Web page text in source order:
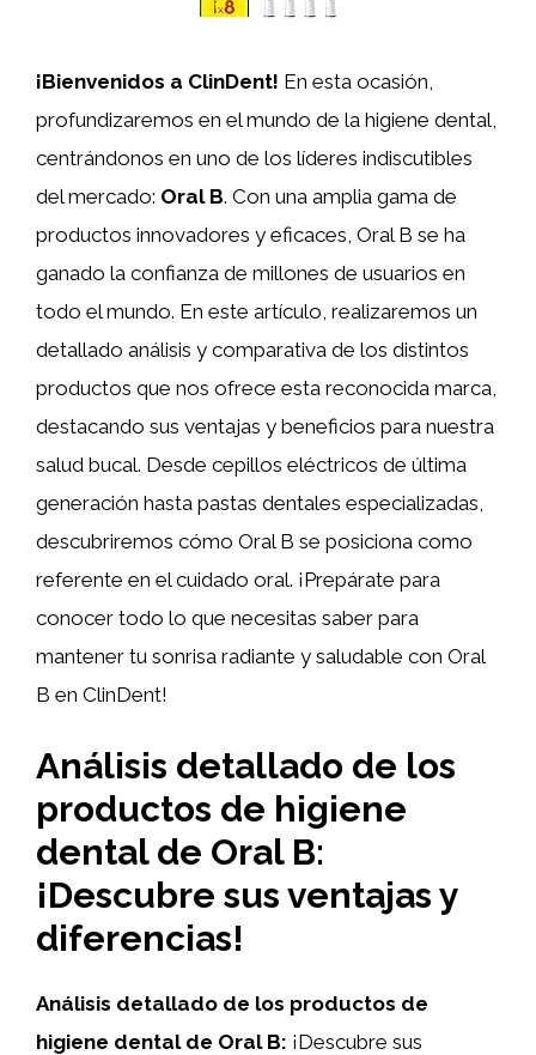
¡Bienvenidos a ClinDent! En esta ocasión,
profundizaremos en el mundo de la higiene dental,
centrándonos en uno de los líderes indiscutibles
del mercado: Oral B. Con una amplia gama de
productos innovadores y eficaces, Oral B se ha
ganado la confianza de millones de usuarios en
todo el mundo. En este artículo, realizaremos un
detallado análisis y comparativa de los distintos
productos que nos ofrece esta reconocida marca,
destacando sus ventajas y beneficios para nuestra
salud bucal. Desde cepillos eléctricos de última
generación hasta pastas dentales especializadas,
descubriremos cómo Oral B se posiciona como
referente en el cuidado oral. ¡Prepárate para
conocer todo lo que necesitas saber para
mantener tu sonrisa radiante y saludable con Oral
B en ClinDent!
Análisis detallado de los
productos de higiene
dental de Oral B:
¡Descubre sus ventajas y
diferencias!
Análisis detallado de los productos de
higiene dental de Oral B: ¡Descubre sus